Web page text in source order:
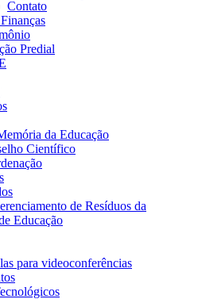
Contato
Predial
da Educação
Científico
de Resíduos da
Educação
para videoconferências